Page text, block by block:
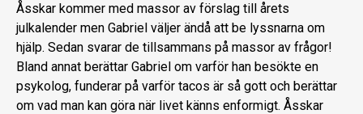
Åsskar kommer med massor av förslag till årets
julkalender men Gabriel väljer ändå att be lyssnarna om
hjälp. Sedan svarar de tillsammans på massor av frågor!
Bland annat berättar Gabriel om varför han besökte en
psykolog, funderar på varför tacos är så gott och berättar
om vad man kan göra när livet känns enformigt. Åsskar